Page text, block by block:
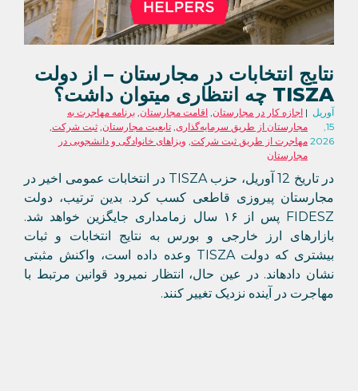
نتایج انتخابات در مجارستان – از دولت
TISZA چه انتظاری میتوان داشت؟
آوریل
15,
2026
اجازه کار در مجارستان, اقامت مجارستان, برنامه مهاجرت به
مجارستان از طریق سرمایه‌گذاری, تابعیت مجارستان, ثبت شرکت,
مهاجرت از طریق ثبت شرکت, ویزاهای خانوادگی و دانشجویی در
مجارستان
در تاریخ 12 آوریل، حزب TISZA در انتخابات عمومی اخیر در
مجارستان پیروزی قاطعی کسب کرد. بدین ترتیب، دولت
FIDESZ پس از ۱۶ سال زمامداری جایگزین خواهد شد.
بازارهای ارز خارجی و بورس به نتایج انتخابات و ثبات
بیشتری که دولت TISZA وعده داده است، واکنش مثبتی
نشان دادهاند. در عین حال، انتظار نمیرود قوانین مرتبط با
مهاجرت در آینده نزدیک تغییر کنند.